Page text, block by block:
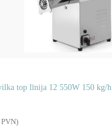
top līnija 12 550W 150 kg/h
PVN)